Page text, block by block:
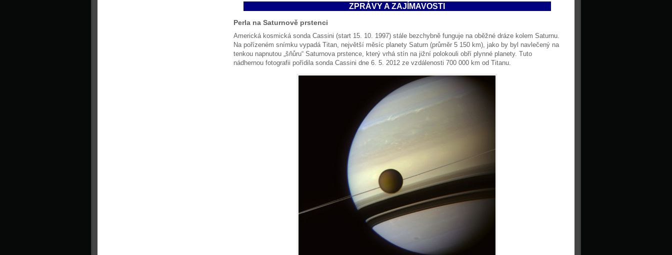
ZPRÁVY A ZAJÍMAVOSTI
Perla na Saturnově prstenci
Americká kosmická sonda Cassini (start 15. 10. 1997) stále bezchybně funguje na oběžné dráze kolem Saturnu.
Na pořízeném snímku vypadá Titan, největší měsíc planety Saturn (průměr 5 150 km), jako by byl navlečený na
tenkou napnutou „šňůru“ Saturnova prstence, který vrhá stín na jižní polokouli obří plynné planety. Tuto
nádhernou fotografii pořídila sonda Cassini dne 6. 5. 2012 ze vzdálenosti 700 000 km od Titanu.